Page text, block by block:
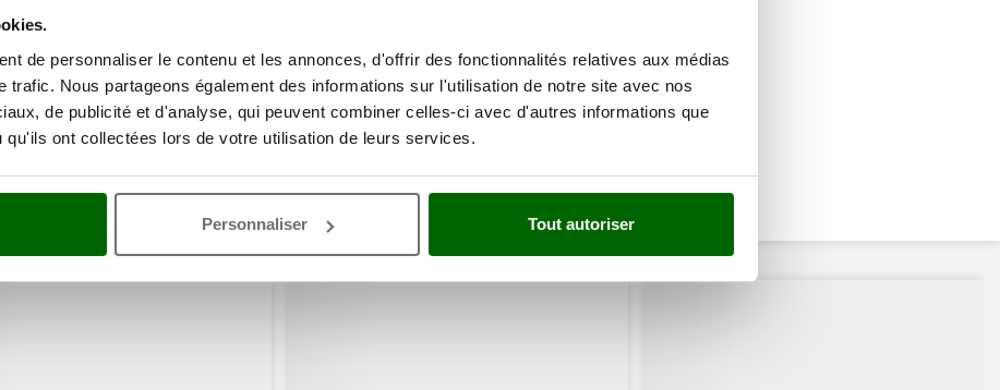
de personnaliser le contenu et les annonces, d'offrir des fonctionnalités relatives aux médias
trafic. Nous partageons également des informations sur l'utilisation de notre site avec nos
de publicité et d'analyse, qui peuvent combiner celles-ci avec d'autres informations que
qu'ils ont collectées lors de votre utilisation de leurs services.
Personnaliser Tout autoriser
ont consulté également ces articles: